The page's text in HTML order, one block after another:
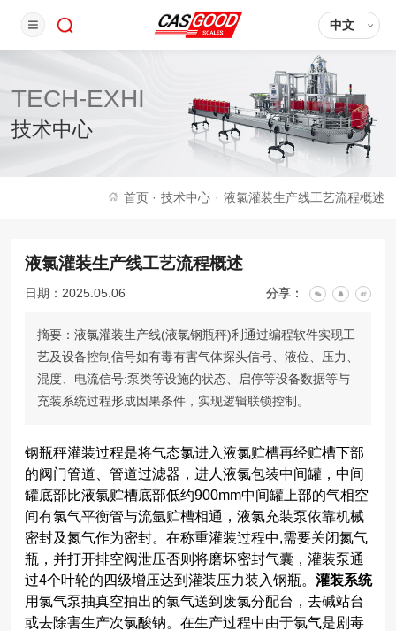
中文
TECH-EXHI
技术中心
首页 · 技术中心 · 液氯灌装生产线工艺流程概述
液氯灌装生产线工艺流程概述
日期：2025.05.06 分享：
摘要：液氯灌装生产线(液氯钢瓶秤)利通过编程软件实现工
艺及设备控制信号如有毒有害气体探头信号、液位、压力、
混度、电流信号:泵类等设施的状态、启停等设备数据等与
充装系统过程形成因果条件，实现逻辑联锁控制。
钢瓶秤灌装过程是将气态氯进入液氯贮槽再经贮槽下部
的阀门管道、管道过滤器，进人液氯包装中间罐，中间
罐底部比液氯贮槽底部低约900mm中间罐上部的气相空
间有氯气平衡管与流氩贮槽相通，液氯充装泵依靠机械
密封及氮气作为密封。在称重灌装过程中,需要关闭氮气
瓶，并打开排空阀泄压否则将磨坏密封气囊，灌装泵通
过4个叶轮的四级增压达到灌装压力装入钢瓶。 灌装系统
用氯气泵抽真空抽出的氯气送到废氯分配台，去碱站台
或去除害生产次氯酸钠。在生产过程中由于氯气是剧毒